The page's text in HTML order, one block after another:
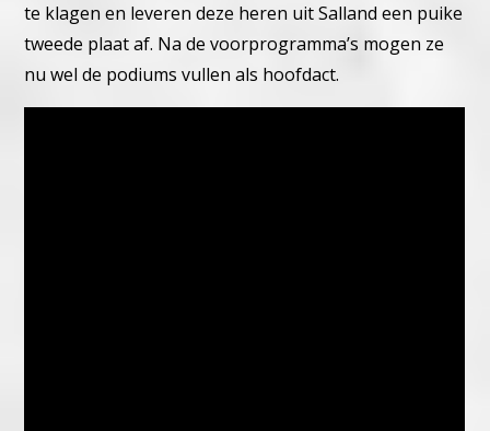
te klagen en leveren deze heren uit Salland een puike
tweede plaat af. Na de voorprogramma’s mogen ze
nu wel de podiums vullen als hoofdact.